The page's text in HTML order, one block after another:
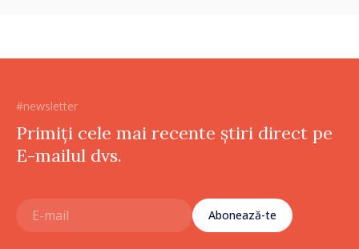
#newsletter
Primiți cele mai recente știri direct pe
E-mailul dvs.
Abonează-te